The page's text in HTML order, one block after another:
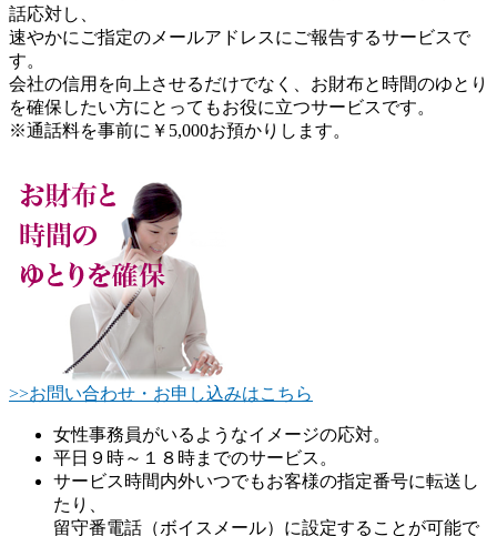
話応対し、
速やかにご指定のメールアドレスにご報告するサービスで
す。
会社の信用を向上させるだけでなく、お財布と時間のゆとり
を確保したい方にとってもお役に立つサービスです。
※通話料を事前に￥5,000お預かりします。
>>お問い合わせ・お申し込みはこちら
女性事務員がいるようなイメージの応対。
平日９時～１８時までのサービス。
サービス時間内外いつでもお客様の指定番号に転送し
たり、
留守番電話（ボイスメール）に設定することが可能で